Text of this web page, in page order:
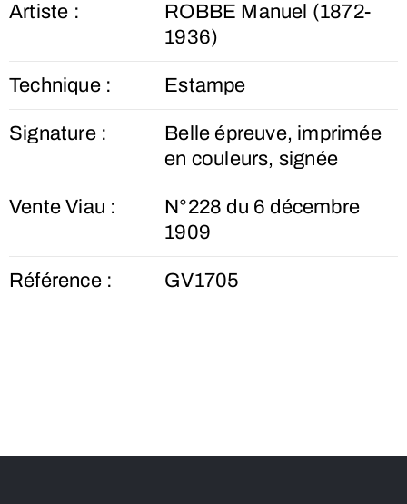
Artiste :
ROBBE Manuel (1872-
1936)
Technique : Estampe
Signature :
Belle épreuve, imprimée
en couleurs, signée
Vente Viau :
N°228 du 6 décembre
1909
Référence : GV1705